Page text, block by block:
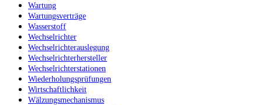
Wartung
Wartungsverträge
Wasserstoff
Wechselrichter
Wechselrichterauslegung
Wechselrichterhersteller
Wechselrichterstationen
Wiederholungsprüfungen
Wirtschaftlichkeit
Wälzungsmechanismus